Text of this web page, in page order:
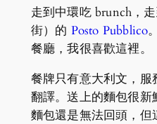
走到中環吃 brunch，
街）的 Posto Pubblico
餐廳，我很喜歡這裡。
餐牌只有意大利文，
翻譯。送上的麵包很
麵包還是無法回頭，